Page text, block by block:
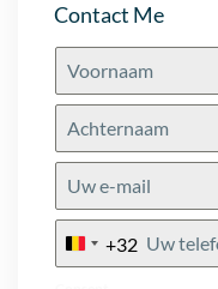
Contact Me
Belgium
+32